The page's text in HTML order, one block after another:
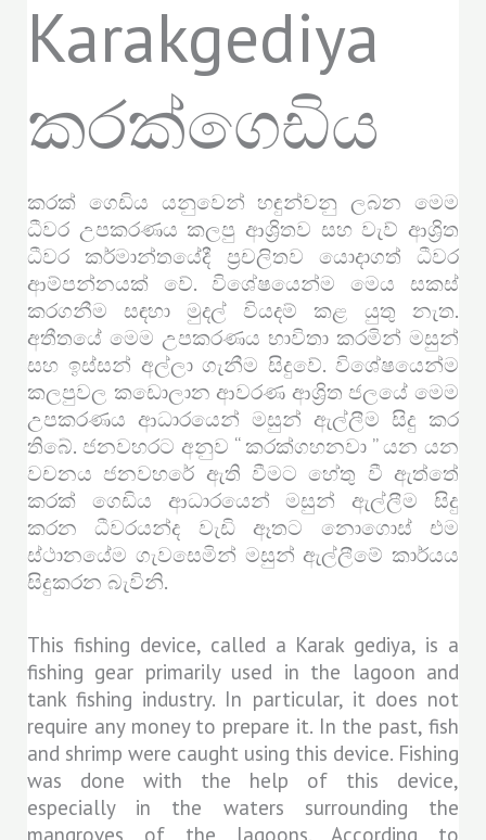
Karakgediya
කරක්ගෙඩිය
කරක් ගෙඩිය යනුවෙන් හඳුන්වනු ලබන මෙම
ධීවර උපකරණය කලපු ආශ්‍රිතව සහ වැව් ආශ්‍රිත
ධීවර කර්මාන්තයේදී ප්‍රචලිතව යොදාගත් ධීවර
ආම්පන්නයක් වේ. විශේෂයෙන්ම මෙය සකස්
කරගනීම සඳහා මුදල් වියදම් කළ යුතු නැත.
අතීතයේ මෙම උපකරණය භාවිතා කරමින් මසුන්
සහ ඉස්සන් අල්ලා ගැනීම සිදුවේ. විශේෂයෙන්ම
කලපුවල කඩොලාන ආවරණ ආශ්‍රිත ජලයේ මෙම
උපකරණය ආධාරයෙන් මසුන් ඇල්ලීම සිදු කර
තිබේ. ජනවහරට අනුව “ කරක්ගහනවා ” යන යන
වචනය ජනවහරේ ඇති වීමට හේතු වී ඇත්තේ
කරක් ගෙඩිය ආධාරයෙන් මසුන් ඇල්ලීම සිදු
කරන ධීවරයන්ද වැඩි ඈතට නොගොස් එම
ස්ථානයේම ගැවසෙමින් මසුන් ඇල්ලීමේ කාර්යය
සිදුකරන බැවිනි.
This fishing device, called a Karak gediya, is a
fishing gear primarily used in the lagoon and
tank fishing industry. In particular, it does not
require any money to prepare it. In the past, fish
and shrimp were caught using this device. Fishing
was done with the help of this device,
especially in the waters surrounding the